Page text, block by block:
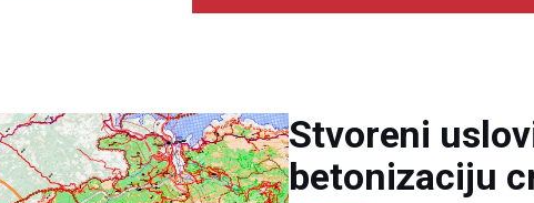
Stvoreni
betonizaciju